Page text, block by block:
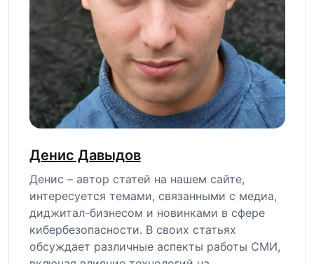
Денис Давыдов
Денис – автор статей на нашем сайте,
интересуется темами, связанными с медиа,
диджитал-бизнесом и новинками в сфере
кибербезопасности. В своих статьях
обсуждает различные аспекты работы СМИ,